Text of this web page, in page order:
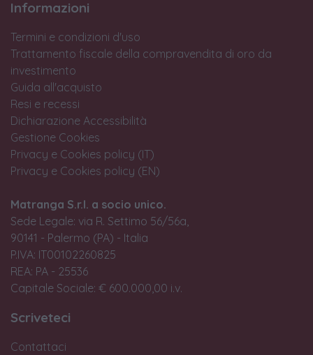
Informazioni
Termini e condizioni d'uso
Trattamento fiscale della compravendita di oro da
investimento
Guida all'acquisto
Resi e recessi
Dichiarazione Accessibilità
Gestione Cookies
Privacy e Cookies policy (IT)
Privacy e Cookies policy (EN)
Matranga S.r.l. a socio unico.
Sede Legale: via R. Settimo 56/56a,
90141 - Palermo (PA) - Italia
P.IVA: IT00102260825
REA: PA - 25536
Capitale Sociale: € 600.000,00 i.v.
Scriveteci
Contattaci